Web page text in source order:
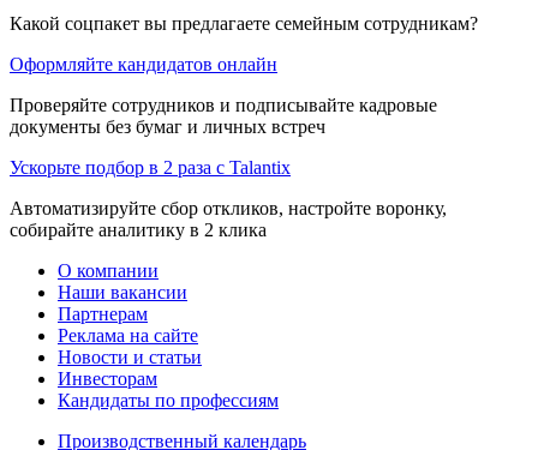
Какой соцпакет вы предлагаете семейным сотрудникам?
Оформляйте кандидатов онлайн
Проверяйте сотрудников и подписывайте кадровые
документы без бумаг и личных встреч
Ускорьте подбор в 2 раза с Talantix
Автоматизируйте сбор откликов, настройте воронку,
собирайте аналитику в 2 клика
О компании
Наши вакансии
Партнерам
Реклама на сайте
Новости и статьи
Инвесторам
Кандидаты по профессиям
Производственный календарь